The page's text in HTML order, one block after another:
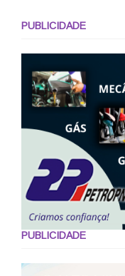
PUBLICIDADE
PUBLICIDADE